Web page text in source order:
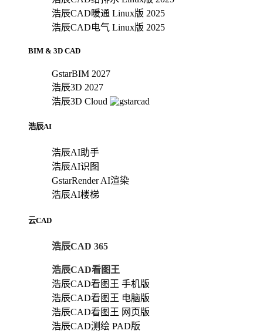
浩辰CAD暖通 Linux版 2025
浩辰CAD电气 Linux版 2025
BIM & 3D CAD
GstarBIM 2027
浩辰3D 2027
浩辰3D Cloud
浩辰AI
浩辰AI助手
浩辰AI识图
GstarRender AI渲染
浩辰AI楼梯
云CAD
浩辰CAD 365
浩辰CAD看图王
浩辰CAD看图王 手机版
浩辰CAD看图王 电脑版
浩辰CAD看图王 网页版
浩辰CAD测绘 PAD版